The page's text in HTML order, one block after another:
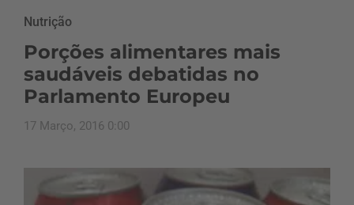
Nutrição
Porções alimentares mais
saudáveis debatidas no
Parlamento Europeu
17 Março, 2016 0:00